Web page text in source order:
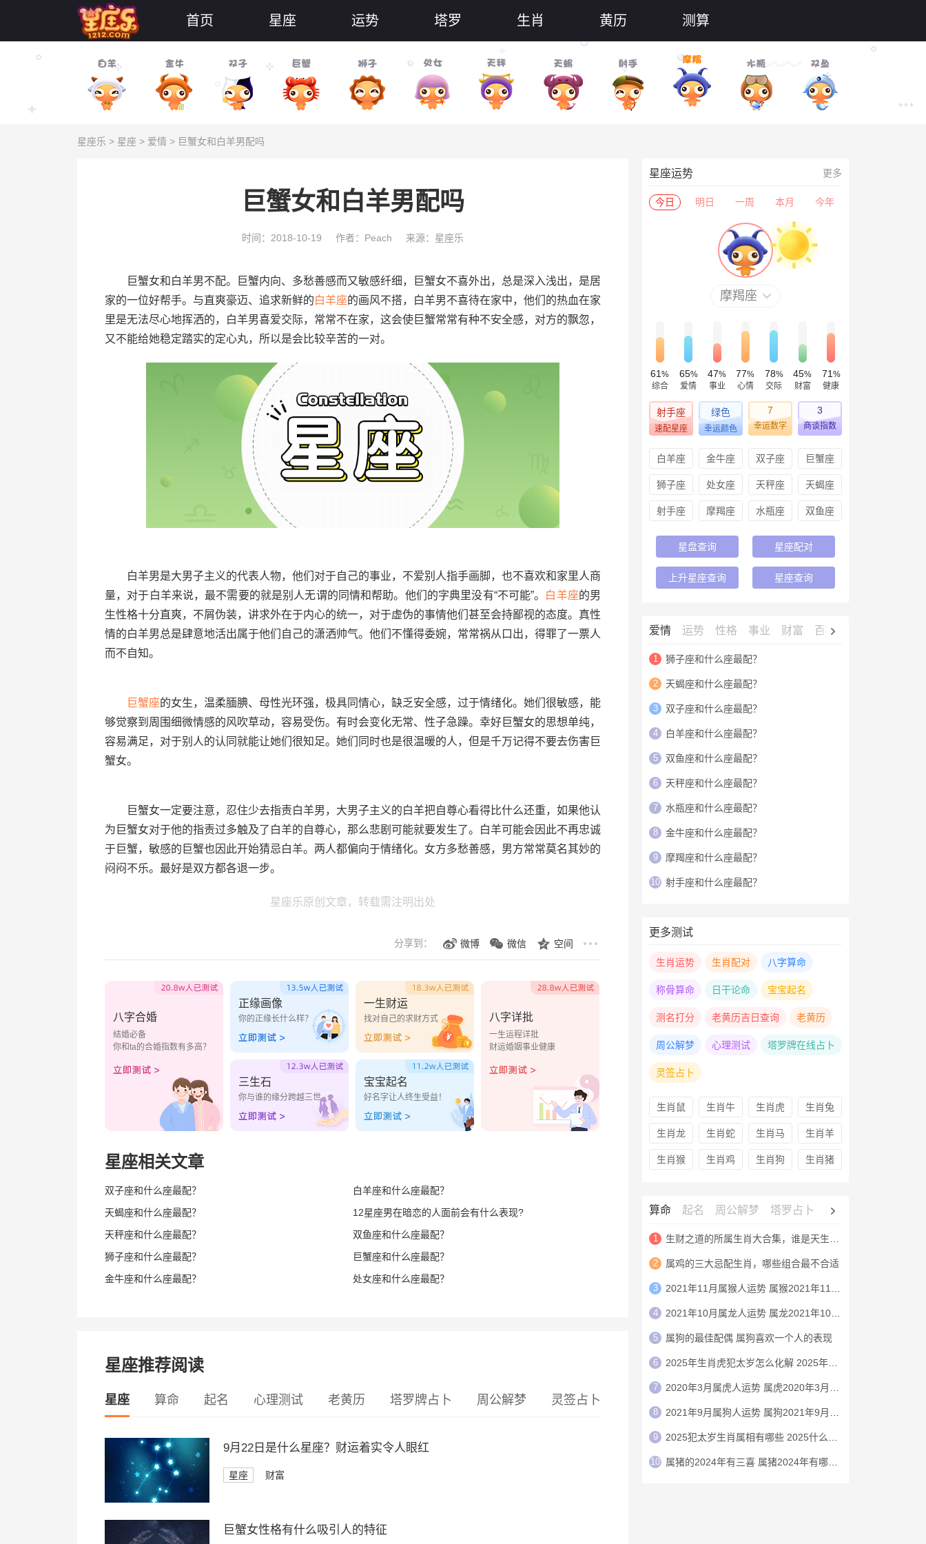
首页 星座 运势 塔罗 生肖 黄历 测算
星座乐 > 星座 > 爱情 > 巨蟹女和白羊男配吗
巨蟹女和白羊男配吗
时间：2018-10-19 作者：Peach 来源：星座乐
巨蟹女和白羊男不配。巨蟹内向、多愁善感而又敏感纤细，巨蟹女不喜外出，总是深入浅出，是居
家的一位好帮手。与直爽豪迈、追求新鲜的白羊座的画风不搭，白羊男不喜待在家中，他们的热血在家
里是无法尽心地挥洒的，白羊男喜爱交际，常常不在家，这会使巨蟹常常有种不安全感，对方的飘忽，
又不能给她稳定踏实的定心丸，所以是会比较辛苦的一对。
白羊男是大男子主义的代表人物，他们对于自己的事业，不爱别人指手画脚，也不喜欢和家里人商
量，对于白羊来说，最不需要的就是别人无谓的同情和帮助。他们的字典里没有“不可能”。 白羊座的男
生性格十分直爽，不屑伪装，讲求外在于内心的统一，对于虚伪的事情他们甚至会持鄙视的态度。真性
情的白羊男总是肆意地活出属于他们自己的潇洒帅气。他们不懂得委婉，常常祸从口出，得罪了一票人
而不自知。
巨蟹座的女生，温柔腼腆、母性光环强，极具同情心，缺乏安全感，过于情绪化。她们很敏感，能
够觉察到周围细微情感的风吹草动，容易受伤。有时会变化无常、性子急躁。幸好巨蟹女的思想单纯，
容易满足，对于别人的认同就能让她们很知足。她们同时也是很温暖的人，但是千万记得不要去伤害巨
蟹女。
巨蟹女一定要注意，忍住少去指责白羊男，大男子主义的白羊把自尊心看得比什么还重，如果他认
为巨蟹女对于他的指责过多触及了白羊的自尊心，那么悲剧可能就要发生了。白羊可能会因此不再忠诚
于巨蟹，敏感的巨蟹也因此开始猜忌白羊。两人都偏向于情绪化。女方多愁善感，男方常常莫名其妙的
闷闷不乐。最好是双方都各退一步。
星座乐原创文章，转载需注明出处
分享到： 微博 微信 空间
八字合婚
结婚必备
你和ta的合婚指数有多高？
正缘画像
你的正缘长什么样？
一生财运
找对自己的求财方式
三生石
你与谁的缘分跨越三世
宝宝起名
好名字让人终生受益！
八字详批
一生运程详批
财运婚姻事业健康
星座相关文章
双子座和什么座最配？
白羊座和什么座最配？
天蝎座和什么座最配？
12星座男在暗恋的人面前会有什么表现?
天秤座和什么座最配？
双鱼座和什么座最配？
狮子座和什么座最配？
巨蟹座和什么座最配？
金牛座和什么座最配？
处女座和什么座最配？
星座推荐阅读
星座 算命 起名 心理测试 老黄历 塔罗牌占卜 周公解梦 灵签占卜
9月22日是什么星座？财运着实令人眼红
星座 财富
巨蟹女性格有什么吸引人的特征
星座运势 更多
今日 明日 一周 本月 今年
摩羯座
61%
综合
65%
爱情
47%
事业
77%
心情
78%
交际
45%
财富
71%
健康
射手座
速配星座
绿色
幸运颜色
7
幸运数字
3
商谈指数
白羊座 金牛座 双子座 巨蟹座
狮子座 处女座 天秤座 天蝎座
射手座 摩羯座 水瓶座 双鱼座
星盘查询 星座配对
上升星座查询 星座查询
爱情 运势 性格 事业 财富 百科
1 狮子座和什么座最配？
2 天蝎座和什么座最配？
3 双子座和什么座最配？
4 白羊座和什么座最配？
5 双鱼座和什么座最配？
6 天秤座和什么座最配？
7 水瓶座和什么座最配？
8 金牛座和什么座最配？
9 摩羯座和什么座最配？
10 射手座和什么座最配？
更多测试
生肖运势 生肖配对 八字算命
称骨算命 日干论命 宝宝起名
测名打分 老黄历吉日查询 老黄历
周公解梦 心理测试 塔罗牌在线占卜
灵签占卜
生肖鼠 生肖牛 生肖虎 生肖兔
生肖龙 生肖蛇 生肖马 生肖羊
生肖猴 生肖鸡 生肖狗 生肖猪
算命 起名 周公解梦 塔罗占卜 心理测试
1 生财之道的所属生肖大合集，谁是天生的赚钱机器
2 属鸡的三大忌配生肖，哪些组合最不合适
3 2021年11月属猴人运势 属猴2021年11月运程
4 2021年10月属龙人运势 属龙2021年10月运程
5 ‌‌属狗的最佳配偶 属狗喜欢一个人的表现
6 2025年生肖虎犯太岁怎么化解 2025年犯太岁的生肖虎怎么化解
7 2020年3月属虎人运势 属虎2020年3月运程
8 2021年9月属狗人运势 属狗2021年9月运程
9 2025犯太岁生肖属相有哪些 2025什么生肖犯太岁
10 属猪的2024年有三喜 属猪2024年有哪三喜